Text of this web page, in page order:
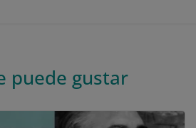
puede gustar